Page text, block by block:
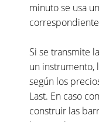
minuto se usa
Si se transmite
un instrumento,
según los
Last. En caso
construir las